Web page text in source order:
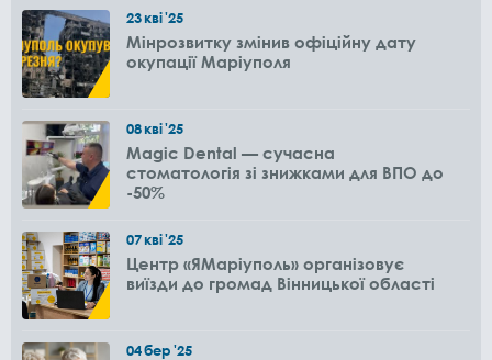
23кві'25
Мінрозвитку змінив офіційну дату
окупації Маріуполя
08кві'25
Magic Dental — сучасна
стоматологія зі знижками для ВПО до
-50%
07кві'25
Центр «ЯМаріуполь» організовує
виїзди до громад Вінницької області
04бер'25